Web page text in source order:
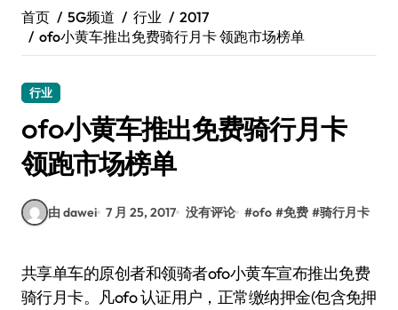
首页 5G频道 行业
2017
ofo小黄车推出免费骑行月卡 领跑市场榜单
行业
ofo小黄车推出免费骑行月卡
领跑市场榜单
由 dawei 7 月 25, 2017 没有评论 #ofo #免费 #骑行月卡
共享单车的原创者和领骑者ofo小黄车宣布推出免费
骑行月卡。凡ofo 认证用户，正常缴纳押金(包含免押